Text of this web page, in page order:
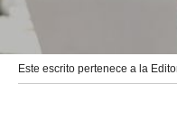
Este escrito pertenece a la